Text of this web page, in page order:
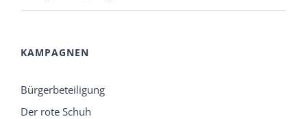
KAMPAGNEN
Bürgerbeteiligung
Der rote Schuh